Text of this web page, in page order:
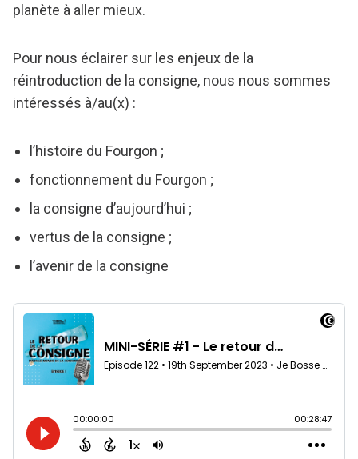
planète à aller mieux.
Pour nous éclairer sur les enjeux de la
réintroduction de la consigne, nous nous sommes
intéressés à/au(x) :
l’histoire du Fourgon ;
fonctionnement du Fourgon ;
la consigne d’aujourd’hui ;
vertus de la consigne ;
l’avenir de la consigne